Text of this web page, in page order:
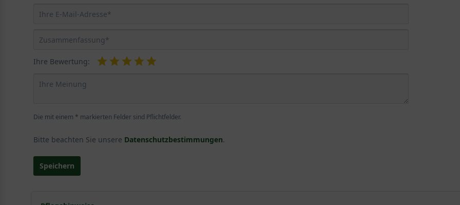
Ihre Bewertung:
Die mit einem * markierten Felder sind Pflichtfelder.
Bitte beachten Sie unsere Datenschutzbestimmungen.
Speichern